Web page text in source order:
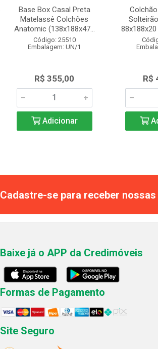
Base Box Casal Preta
Matelassê Colchões
Anatomic (138x188x47...
Código: 25510
Embalagem: UN/1
R$ 355,00
Adicionar
R$
Cadastre-se para receber
Baixe já o APP da Credimóveis
Formas de Pagamento
Site Seguro